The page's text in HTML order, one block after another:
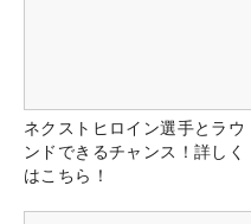
ネクストヒロイン選手とラウ
ンドできるチャンス！詳しく
はこちら！